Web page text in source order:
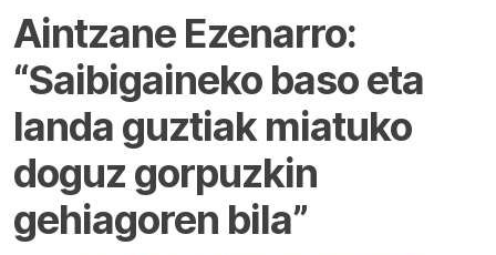
Aintzane Ezenarro:
“Saibigaineko baso eta
landa guztiak miatuko
doguz gorpuzkin
gehiagoren bila”